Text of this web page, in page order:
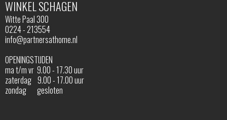
WINKEL SCHAGEN
Witte Paal 300
0224 - 213554
info@partnersathome.nl
OPENINGSTIJDEN
ma t/m vr 9.00 - 17.30 uur
zaterdag 9.00 - 17.00 uur
zondag gesloten